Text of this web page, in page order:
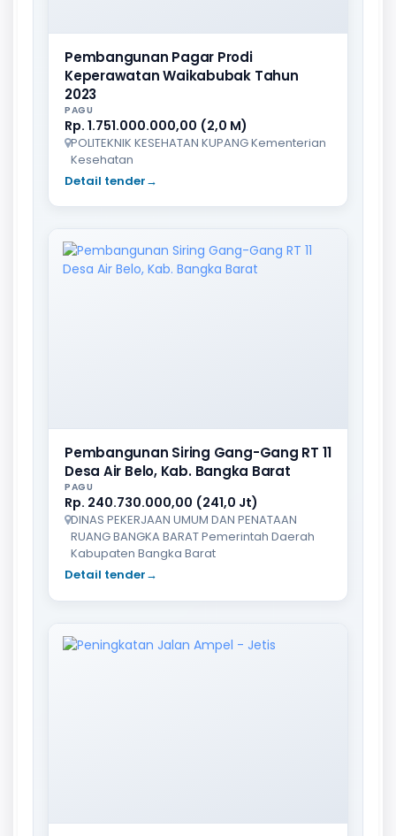
Pembangunan Pagar Prodi
Keperawatan Waikabubak Tahun
2023
PAGU
Rp. 1.751.000.000,00 (2,0 M)
POLITEKNIK KESEHATAN KUPANG Kementerian
Kesehatan
Detail tender→
Pembangunan Siring Gang-Gang RT 11
Desa Air Belo, Kab. Bangka Barat
PAGU
Rp. 240.730.000,00 (241,0 Jt)
DINAS PEKERJAAN UMUM DAN PENATAAN
RUANG BANGKA BARAT Pemerintah Daerah
Kabupaten Bangka Barat
Detail tender→